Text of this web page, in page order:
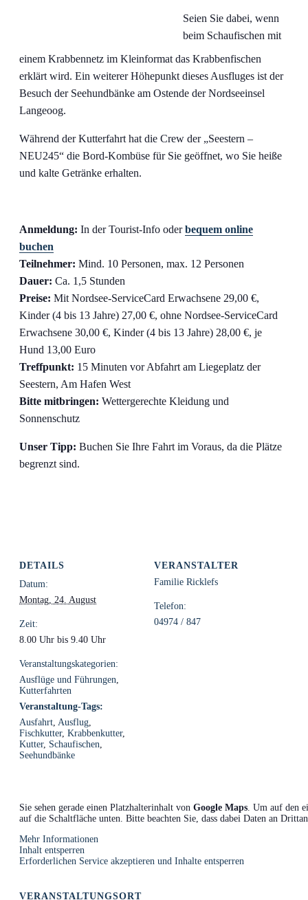
Seien Sie dabei, wenn
beim Schaufischen mit
einem Krabbennetz im Kleinformat das Krabbenfischen
erklärt wird. Ein weiterer Höhepunkt dieses Ausfluges ist der
Besuch der Seehundbänke am Ostende der Nordseeinsel
Langeoog.
Während der Kutterfahrt hat die Crew der „Seestern –
NEU245“ die Bord-Kombüse für Sie geöffnet, wo Sie heiße
und kalte Getränke erhalten.
Anmeldung: In der Tourist-Info oderbequem online
buchen
Teilnehmer: Mind. 10 Personen, max. 12 Personen
Dauer: Ca. 1,5 Stunden
Preise: Mit Nordsee-ServiceCard Erwachsene 29,00 €,
Kinder (4 bis 13 Jahre) 27,00 €, ohne Nordsee-ServiceCard
Erwachsene 30,00 €, Kinder (4 bis 13 Jahre) 28,00 €, je
Hund 13,00 Euro
Treffpunkt: 15 Minuten vor Abfahrt am Liegeplatz der
Seestern, Am Hafen West
Bitte mitbringen: Wettergerechte Kleidung und
Sonnenschutz
Unser Tipp: Buchen Sie Ihre Fahrt im Voraus, da die Plätze
begrenzt sind.
DETAILS
Datum:
Montag, 24. August
Zeit:
8.00 Uhr bis 9.40 Uhr
Veranstaltungskategorien:
Ausflüge und Führungen
Kutterfahrten
Veranstaltung-Tags:
Ausfahrt Ausflug
Fischkutter, Krabbenkutter,
Kutter, Schaufischen
Seehundbänke
VERANSTALTER
Familie Ricklefs
Telefon:
04974 / 847
VERANSTALTUNGSORT
Sie sehen gerade einen Platzhalterinhalt von Google Maps . Um auf den
auf die Schaltfläche unten. Bitte beachten Sie, dass dabei Daten an
Mehr Informationen
Inhalt entsperren
Erforderlichen Service akzeptieren und Inhalte entsperren